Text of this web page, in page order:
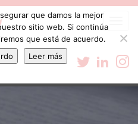
que damos la mejor
sitio web. Si continúa
que está de acuerdo.
Leer más